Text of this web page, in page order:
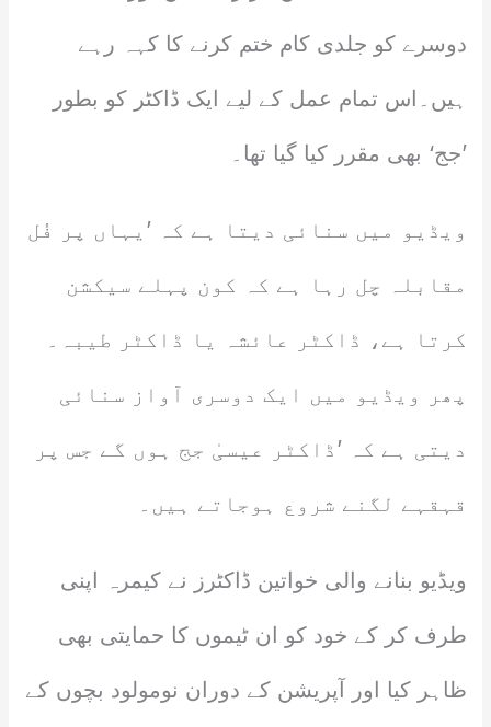
دوسرے کو جلدی کام ختم کرنے کا کہہ رہے
ہیں۔اس تمام عمل کے لیے ایک ڈاکٹر کو بطور
’جج‘ بھی مقرر کیا گیا تھا۔
ویڈیو میں سنائی دیتا ہے کہ ’یہاں پر فُل
مقابلہ چل رہا ہے کہ کون پہلے سیکشن
کرتا ہے، ڈاکٹر عائشہ یا ڈاکٹر طیبہ۔
پھر ویڈیو میں ایک دوسری آواز سنائی
دیتی ہے کہ ’ڈاکٹر عیسیٰ جج ہوں گے جس پر
قہقہے لگنے شروع ہوجاتے ہیں۔
ویڈیو بنانے والی خواتین ڈاکٹرز نے کیمرہ اپنی
طرف کر کے خود کو ان ٹیموں کا حمایتی بھی
ظاہر کیا اور آپریشن کے دوران نومولود بچوں کے